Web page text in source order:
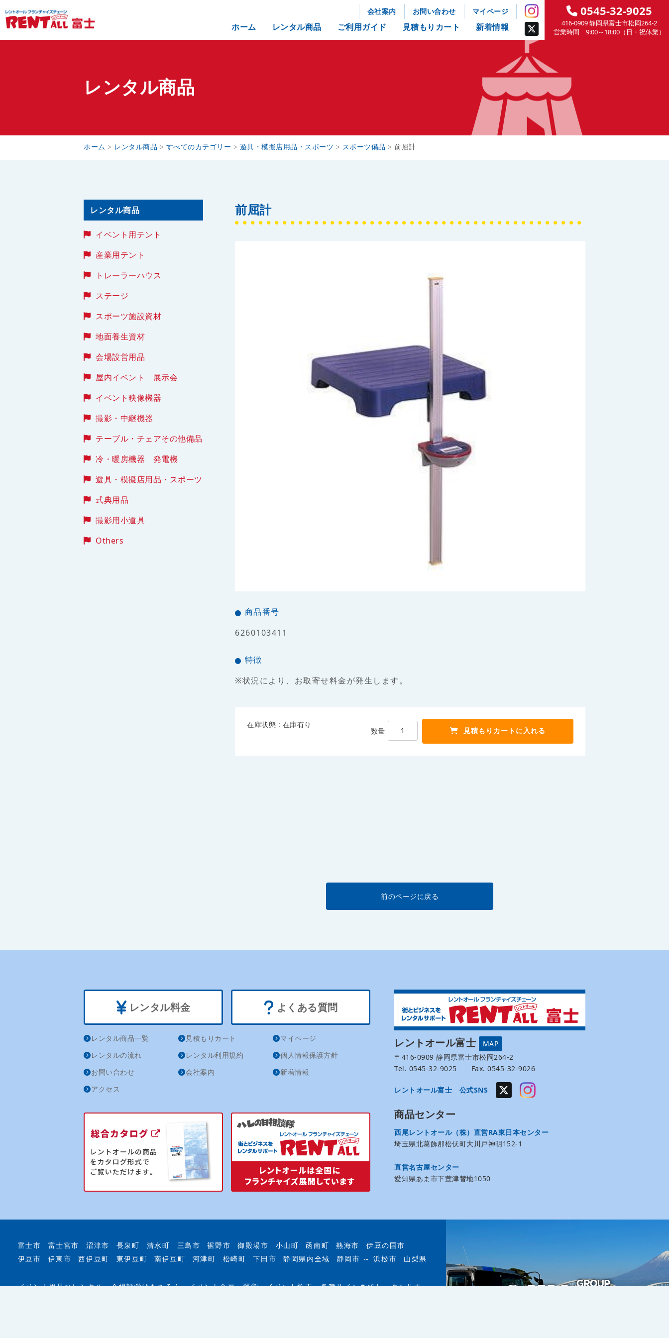
会社案内 お問い合わせ マイページ
ホーム レンタル商品 ご利用ガイド 見積もりカート 新着情報
0545-32-9025
416-0909 静岡県富士市松岡264-2
営業時間 9:00～18:00（日・祝休業）
レンタル商品
ホーム > レンタル商品 > すべてのカテゴリー > 遊具・模擬店用品・スポーツ > スポーツ備品 > 前屈計
前屈計
商品番号
6260103411
特徴
※状況により、お取寄せ料金が発生します。
在庫状態 : 在庫有り
数量
前のページに戻る
レンタル商品
イベント用テント
産業用テント
トレーラーハウス
ステージ
スポーツ施設資材
地面養生資材
会場設営用品
屋内イベント 展示会
イベント映像機器
撮影・中継機器
テーブル・チェアその他備品
冷・暖房機器 発電機
遊具・模擬店用品・スポーツ
式典用品
撮影用小道具
Others
レンタル料金 よくある質問
レンタル商品一覧 見積もりカート
マイページ
レンタルの流れ
レンタル利用規約
個人情報保護方針
お問い合わせ
会社案内
新着情報
アクセス
レントオール富士
MAP
〒416-0909 静岡県富士市松岡264-2
Tel. 0545-32-9025 Fax. 0545-32-9026
レントオール富士 公式SNS
商品センター
西尾レントオール（株）直営RA東日本センター
埼玉県北葛飾郡松伏町大川戸神明152-1
直営名古屋センター
愛知県あま市下萱津替地1050
富士市 富士宮市 沼津市 長泉町 清水町 三島市 裾野市 御殿場市 小山町 函南町 熱海市
伊豆の国市
伊豆市
伊東市 西伊豆町 東伊豆町 南伊豆町 河津町 松崎町 下田市 静岡県内全域 静岡市 ～ 浜松市 山梨県
イベント用品のレンタル・会場設営はもちろん、イベント企画・運営、イベント施工、各種サインまでトータルサポ